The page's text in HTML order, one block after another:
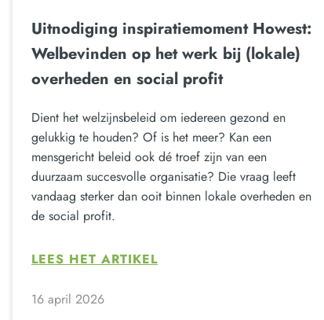
Uitnodiging inspiratiemoment Howest:
Welbevinden op het werk bij (lokale)
overheden en social profit
Dient het welzijnsbeleid om iedereen gezond en
gelukkig te houden? Of is het meer? Kan een
mensgericht beleid ook dé troef zijn van een
duurzaam succesvolle organisatie? Die vraag leeft
vandaag sterker dan ooit binnen lokale overheden en
de social profit.
LEES HET ARTIKEL
16 april 2026